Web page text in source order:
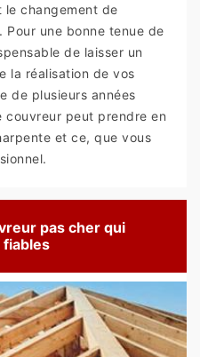
changement de
Pour une bonne tenue de
de laisser un
la réalisation de vos
de plusieurs années
couvreur peut prendre en
et ce, que vous
pas cher qui